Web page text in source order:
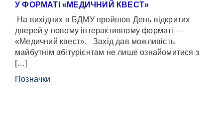
У ФОРМАТІ «МЕДИЧНИЙ КВЕСТ»
На вихідних в БДМУ пройшов День відкритих
дверей у новому інтерактивному форматі —
«Медичний квест». Захід дав можливість
майбутнім абітурієнтам не лише ознайомитися з
[…]
Позначки